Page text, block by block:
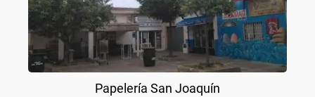
Papelería San Joaquín